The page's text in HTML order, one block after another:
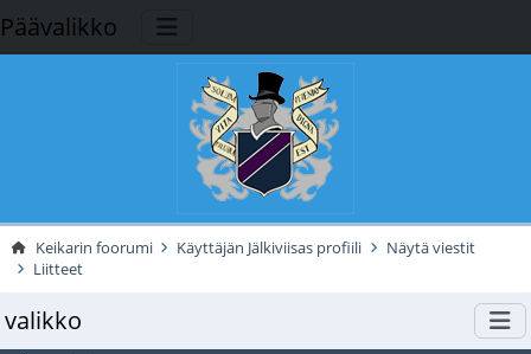
Päävalikko
Keikarin foorumi Käyttäjän Jälkiviisas profiili
Näytä viestit
Liitteet
valikko